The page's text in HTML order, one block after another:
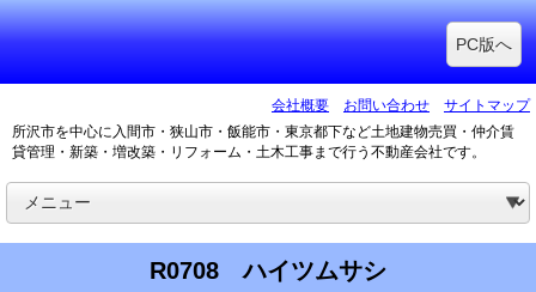
PC版へ
会社概要 お問い合わせ
サイトマップ
所沢市を中心に入間市・狭山市・飯能市・東京都下など土地建物売買・仲介賃
貸管理・新築・増改築・リフォーム・土木工事まで行う不動産会社です。
R0708 ハイツムサシ